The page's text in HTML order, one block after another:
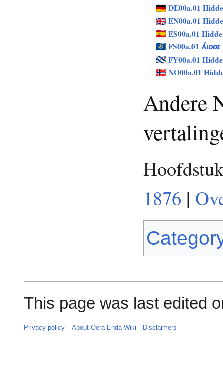
DE00a.01 Hidde
EN00a.01 Hidde
ES00a.01 Hidde
FS00a.01 HIDDE
FY00a.01 Hidde
NO00a.01
Andere
1876 |
This page was last edited
Privacy policy About Oera Linda Wiki Disclaimers